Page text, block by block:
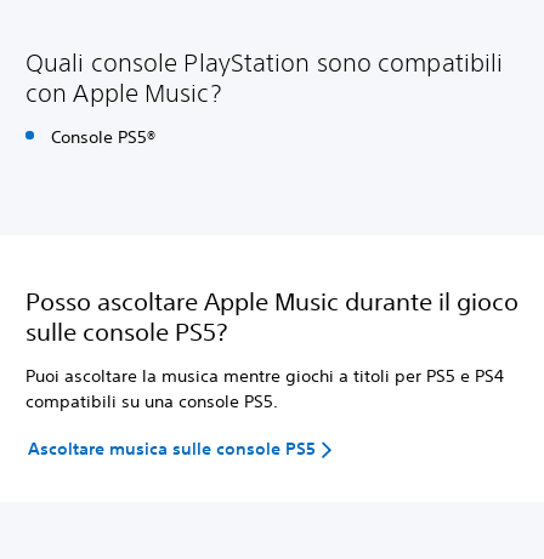
Quali console PlayStation sono compatibili
con Apple Music?
Console PS5®
Posso ascoltare Apple Music durante il gioco
sulle console PS5?
Puoi ascoltare la musica mentre giochi a titoli per PS5 e PS4
compatibili su una console PS5.
Ascoltare musica sulle console PS5